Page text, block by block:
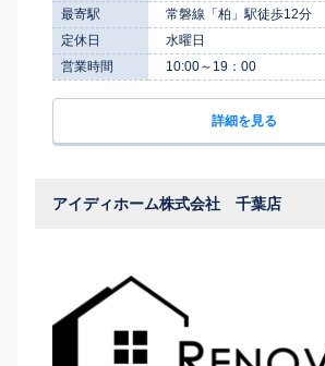
最寄駅
常磐線「柏」駅徒歩12分
定休日
水曜日
営業時間
10:00～19：00
詳細を見る
アイディホーム株式会社 千葉店